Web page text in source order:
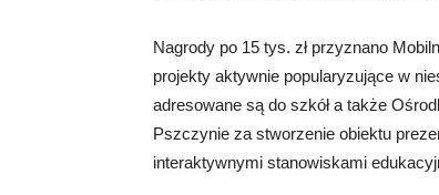
Nagrody po 15 tys. zł przyznano
projekty aktywnie popularyzujące w
adresowane są do szkół a także
Pszczynie za stworzenie obiektu
interaktywnymi stanowiskami